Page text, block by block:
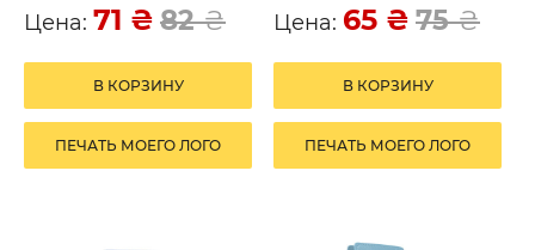
Цена: 71 ₴ 82₴
В КОРЗИНУ
ПЕЧАТЬ МОЕГО ЛОГО
Цена: 65 ₴ 75₴
В КОРЗИНУ
ПЕЧАТЬ МОЕГО ЛОГО